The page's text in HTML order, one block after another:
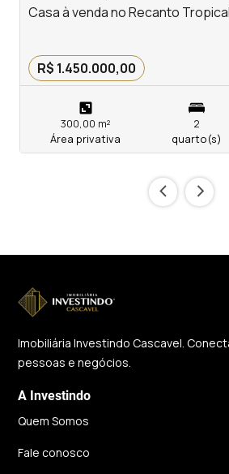
Casa à venda no Recanto Tropical
R$ 1.450.000,00
300,00 m²
Área privativa
2
quarto(s)
‹ ›
Imobiliária Investindo Cascavel.
pessoas e negócios.
A Investindo
Quem Somos
Fale conosco